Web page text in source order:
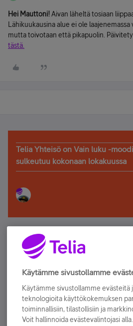
Hei Mauttoni!Aivan läheltä tosiaan
Lähikuukausina alue ei ole
mutta toivotaan että pikapuolin.
tästä.
Telia Yhteisö on Vain luku -
sulkeutuu kokonaan lokakuussa
Älä jää paitsi – osallistu
Tilaa Telian uutiskirje ja olet
sähköpostiisi.
Tilaa nyt
Käytämme sivustollamme
Käytämme sivustollamme evästeitä
teknologioita käyttökokemuksen
toiminnallisiin, tilastollisiin ja
Voit hallinnoida evästevalintojasi